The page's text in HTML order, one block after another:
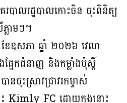
ាលរដ្ឋបាលកោះចិន ចុះពិនិត្យ
លាមៗ។
ែឧសភា ឆ្នាំ ២០២៦ វេលា
ែកជំនាញ និងកម្លាំងប៉ុស្ដិ៍
ចុះស្រាវជ្រាវរកម្ចាស់
Kimly FC ដោយក្នុងនោះ